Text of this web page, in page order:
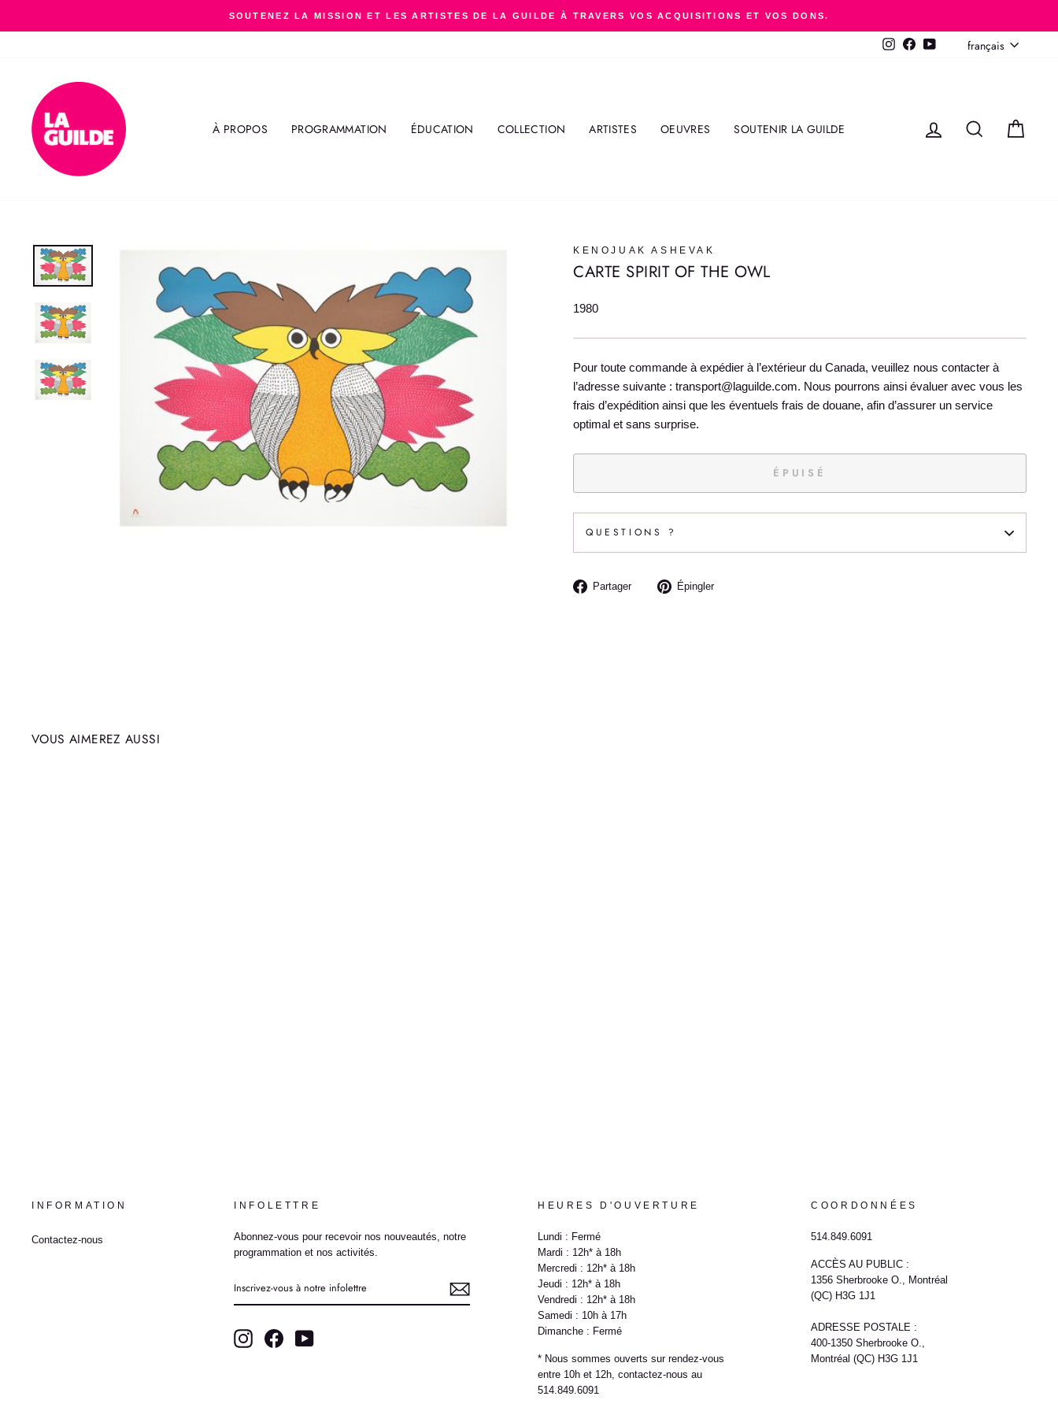
Diaporama
SOUTENEZ LA MISSION ET LES ARTISTES DE LA GUILDE À TRAVERS VOS ACQUISITIONS ET VOS DONS.
InstagramFacebookYouTubeLANGUE
français
À PROPOS PROGRAMMATION ÉDUCATION COLLECTION ARTISTES OEUVRES SOUTENIR LA GUILDE SE CONNECTER
RECHERCHER
KENOJUAK ASHEVAK
CARTE SPIRIT OF THE OWL
1980
Pour toute commande à expédier à l’extérieur du Canada, veuillez nous contacter à
l’adresse suivante : transport@laguilde.com. Nous pourrons ainsi évaluer avec vous les
frais d’expédition ainsi que les éventuels frais de douane, afin d’assurer un service
optimal et sans surprise.
ÉPUISÉ
QUESTIONS ?
Partager
PartagerÉpingler
VOUS AIMEREZ AUSSI
INFORMATION
Contactez-nous
INFOLETTRE
Abonnez-vous pour recevoir nos nouveautés, notre
programmation et nos activités.
VOUS
À
INFOLETTRE
InstagramFacebook
HEURES D'OUVERTURE
Lundi : Fermé
Mardi : 12h* à 18h
Mercredi : 12h* à 18h
Jeudi : 12h* à 18h
Vendredi : 12h* à 18h
Samedi : 10h à 17h
Dimanche : Fermé
* Nous sommes ouverts sur rendez-vous
entre 10h et 12h, contactez-nous au
514.849.6091
COORDONNÉES
514.849.6091
ACCÈS AU PUBLIC :
1356 Sherbrooke O., Montréal
(QC) H3G 1J1
ADRESSE POSTALE :
400-1350 Sherbrooke O.,
Montréal (QC) H3G 1J1